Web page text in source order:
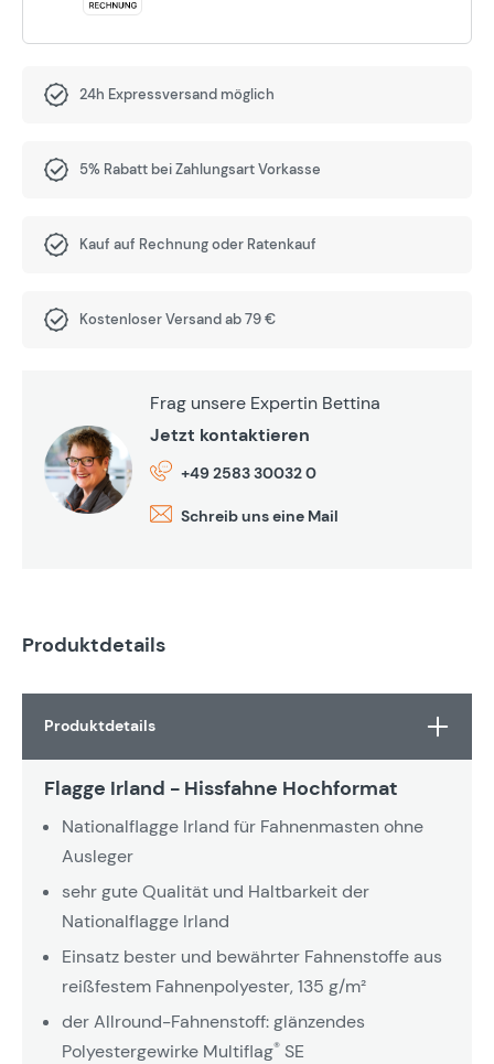
24h Expressversand möglich
5% Rabatt bei Zahlungsart Vorkasse
Kauf auf Rechnung oder Ratenkauf
Kostenloser Versand ab 79 €
Frag unsere Expertin Bettina
Jetzt kontaktieren
+49 2583 30032 0
Schreib uns eine Mail
Produktdetails
Produktdetails
Flagge Irland - Hissfahne Hochformat
Nationalflagge Irland für Fahnenmasten ohne
Ausleger
sehr gute Qualität und Haltbarkeit der
Nationalflagge Irland
Einsatz bester und bewährter Fahnenstoffe aus
reißfestem Fahnenpolyester, 135 g/m²
der Allround-Fahnenstoff: glänzendes
Polyestergewirke Multiflag® SE